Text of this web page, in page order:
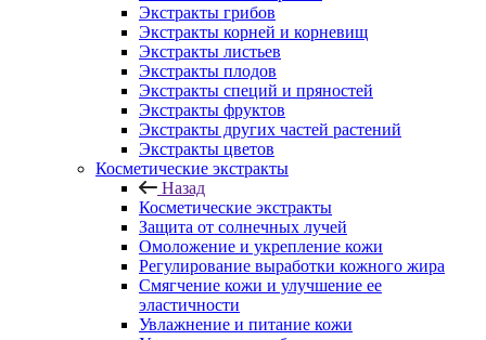
Экстракты грибов
Экстракты корней и корневищ
Экстракты листьев
Экстракты плодов
Экстракты специй и пряностей
Экстракты фруктов
Экстракты других частей растений
Экстракты цветов
Косметические экстракты
Назад
Косметические экстракты
Защита от солнечных лучей
Омоложение и укрепление кожи
Регулирование выработки кожного жира
Смягчение кожи и улучшение ее
эластичности
Увлажнение и питание кожи